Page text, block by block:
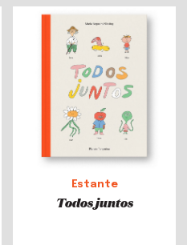
Estante
Todos juntos